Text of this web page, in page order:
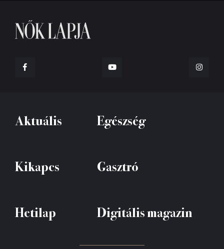
Aktuális Egészség
Kikapcs Gasztró
Hetilap Digitális magazin